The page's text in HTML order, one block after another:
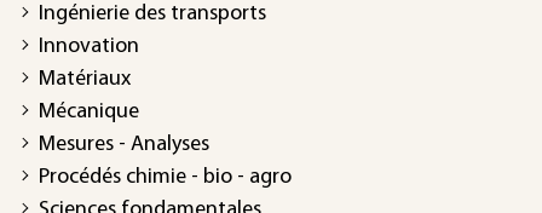
Ingénierie des transports
Innovation
Matériaux
Mécanique
Mesures - Analyses
Procédés chimie - bio - agro